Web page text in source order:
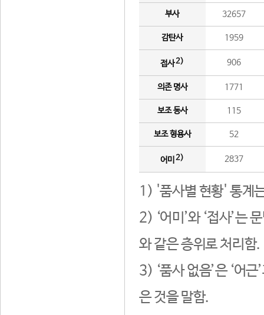
부사 32657
감탄사 1959
접사2) 906
의존 명사 1771
보조 동사 115
보조 형용사 52
어미 2) 2837
1) '품사별 현황' 통계
2) ‘어미’와 ‘접사’는
와 같은 층위로 처리함.
3) ‘품사 없음’은 ‘어
은 것을 말함.